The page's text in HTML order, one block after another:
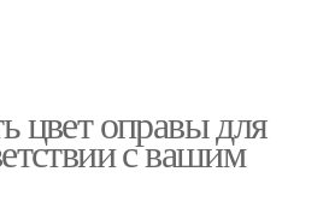
цвет оправы для
с вашим